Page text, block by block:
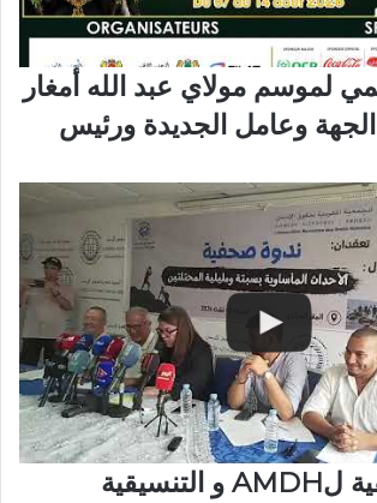
لموسم مولاي عبد الله أمغار
وعامل الجديدة ورئيس
الندوة الصحفية لAMDH و التنسيقية